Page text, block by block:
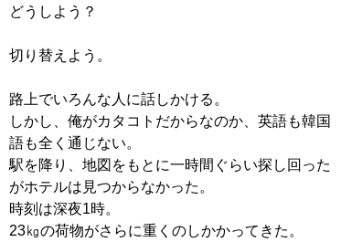
どうしよう？
切り替えよう。
路上でいろんな人に話しかける。
しかし、俺がカタコトだからなのか、英語も韓国
語も全く通じない。
駅を降り、地図をもとに一時間ぐらい探し回った
がホテルは見つからなかった。
時刻は深夜1時。
23㎏の荷物がさらに重くのしかかってきた。